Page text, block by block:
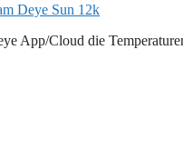
Deye Sun 12k
App/Cloud die